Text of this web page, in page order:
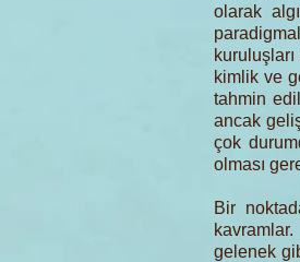
olarak
kimlik ve
tahmin
ancak
çok
olması
Bir
gelenek